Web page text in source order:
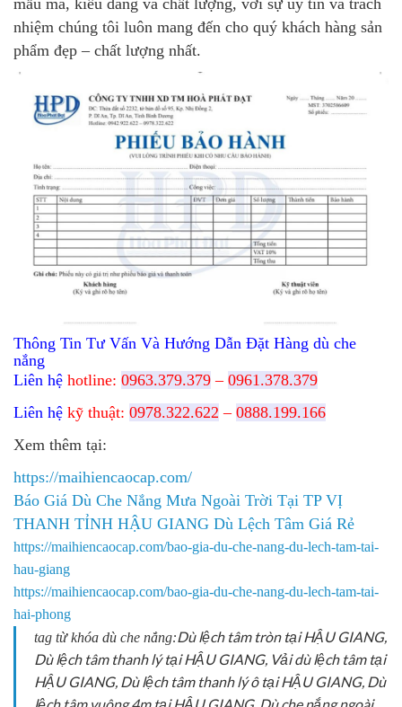
nhiệm chúng tôi luôn mang đến cho quý khách hàng sản
phẩm đẹp – chất lượng nhất.
Thông Tin Tư Vấn Và Hướng Dẫn Đặt Hàng dù che
nắng
Liên hệ hotline: 0963.379.379 – 0961.378.379
Liên hệ kỹ thuật: 0978.322.622 – 0888.199.166
Xem thêm tại:
https://maihiencaocap.com/
Báo Giá Dù Che Nắng Mưa Ngoài Trời Tại TP VỊ
THANH TỈNH HẬU GIANG Dù Lệch Tâm Giá Rẻ
https://maihiencaocap.com/bao-gia-du-che-nang-du-lech-tam-tai-
hau-giang
https://maihiencaocap.com/bao-gia-du-che-nang-du-lech-tam-tai-
hai-phong
tag từ khóa dù che nắng:Dù lệch tâm tròn tại HẬU GIANG,
Dù lệch tâm thanh lý tại HẬU GIANG, Vải dù lệch tâm tại
HẬU GIANG, Dù lệch tâm thanh lý ô tại HẬU GIANG, Dù
lệch tâm vuông 4m tại HẬU GIANG, Dù che nắng ngoài